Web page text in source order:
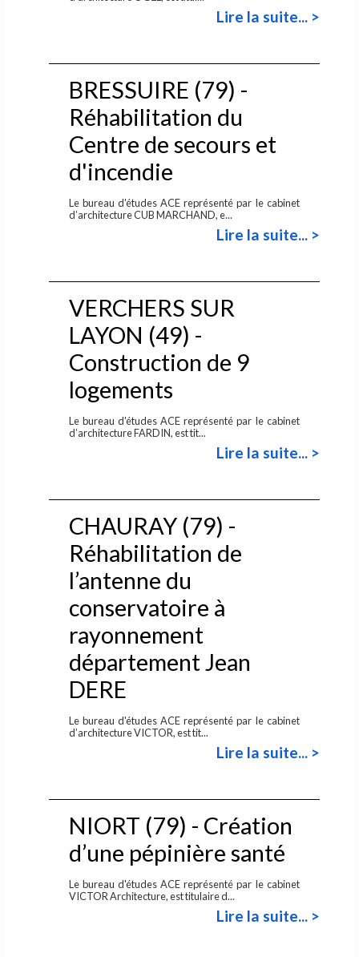
Lire la suite... >
BRESSUIRE (79) -
Réhabilitation du
Centre de secours et
d'incendie
Le bureau d'études ACE représenté par le cabinet
d’architecture CUB MARCHAND, e...
Lire la suite... >
VERCHERS SUR
LAYON (49) -
Construction de 9
logements
Le bureau d'études ACE représenté par le cabinet
d’architecture FARDIN, est tit...
Lire la suite... >
CHAURAY (79) -
Réhabilitation de
l’antenne du
conservatoire à
rayonnement
département Jean
DERE
Le bureau d'études ACE représenté par le cabinet
d’architecture VICTOR, est tit...
Lire la suite... >
NIORT (79) - Création
d’une pépinière santé
Le bureau d'études ACE représenté par le cabinet
VICTOR Architecture, est titulaire d...
Lire la suite... >